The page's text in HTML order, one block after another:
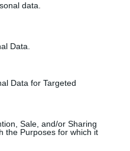
data.
Data.
Data for Targeted
Sale, and/or Sharing
the Purposes for which it
προσφέρει ο ένας
γυναίκα
η τρίχα»
ρωτήσει τους
«Το ερώτημά μου